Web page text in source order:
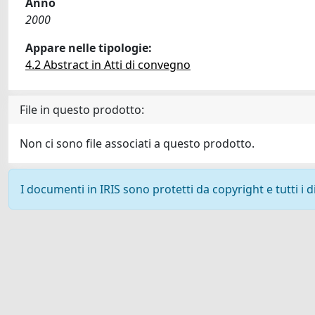
2000
Appare nelle tipologie:
4.2 Abstract in Atti di convegno
File in questo prodotto:
Non ci sono file associati a questo prodotto.
I documenti in IRIS sono protetti da copyright e tutti i